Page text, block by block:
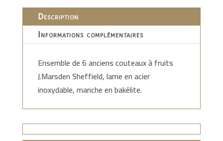
Description
Informations complémentaires
Ensemble de 6 anciens couteaux à fruits
J.Marsden Sheffield, lame en acier
inoxydable, manche en bakélite.